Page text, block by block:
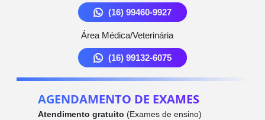
(16) 99460-9927
Área Médica/Veterinária
(16) 99132-6075
AGENDAMENTO DE EXAMES
Atendimento gratuito (Exames de ensino)